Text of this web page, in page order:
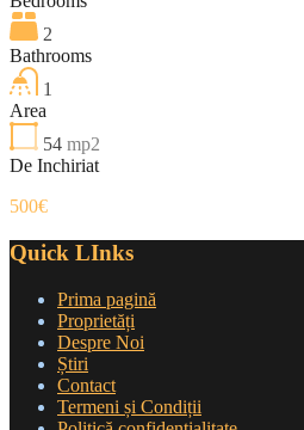
2
Bathrooms
1
Area
54 mp2
De Inchiriat
500€
Quick LInks
Prima pagină
Proprietăți
Despre Noi
Știri
Contact
Termeni și Condiții